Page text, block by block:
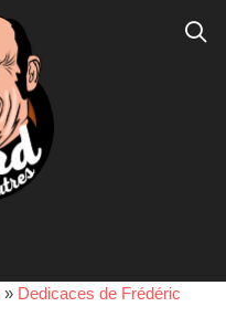
» Dedicaces de Frédéric